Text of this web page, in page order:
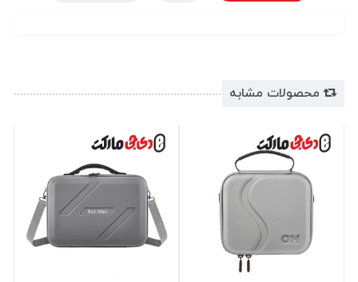
محصولات مشابه